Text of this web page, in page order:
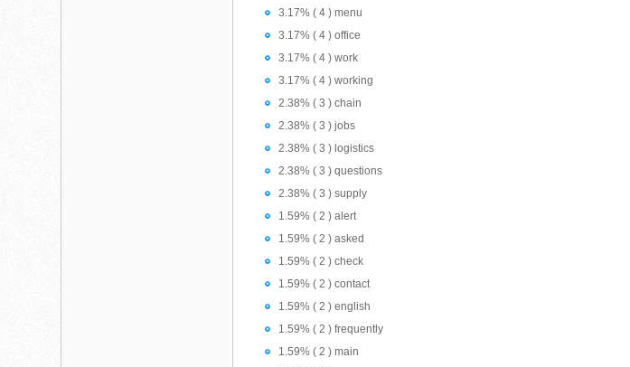
3.17% ( 4 ) menu
3.17% ( 4 ) office
3.17% ( 4 ) work
3.17% ( 4 ) working
2.38% ( 3 ) chain
2.38% ( 3 ) jobs
2.38% ( 3 ) logistics
2.38% ( 3 ) questions
2.38% ( 3 ) supply
1.59% ( 2 ) alert
1.59% ( 2 ) asked
1.59% ( 2 ) check
1.59% ( 2 ) contact
1.59% ( 2 ) english
1.59% ( 2 ) frequently
1.59% ( 2 ) main